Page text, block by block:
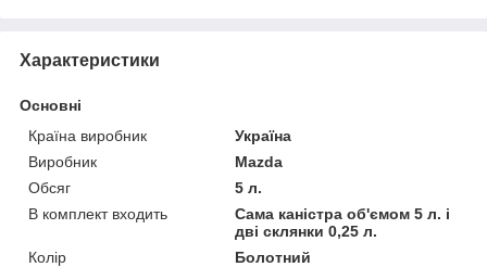
Характеристики
Основні
Країна виробник
Україна
Виробник
Mazda
Обсяг
5 л.
В комплект входить
Сама каністра об'ємом 5 л. і
дві склянки 0,25 л.
Колір
Болотний